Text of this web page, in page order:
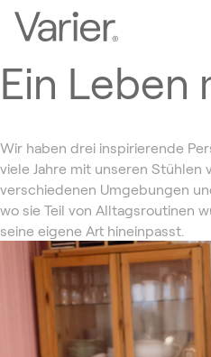
Ein Leben
Wir haben drei inspirierende
viele Jahre mit unseren Stühlen
verschiedenen Umgebungen
wo sie Teil von Alltagsroutinen
seine eigene Art hineinpasst.